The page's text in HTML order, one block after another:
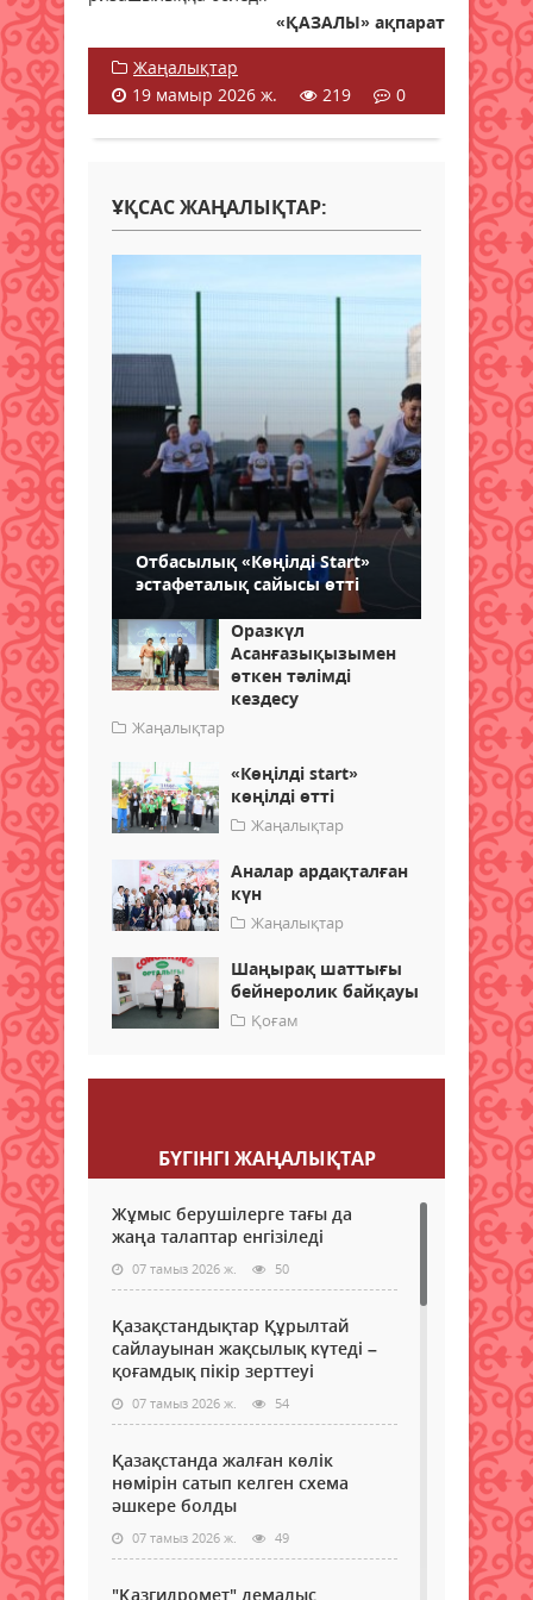
«ҚАЗАЛЫ» ақпарат
Жаңалықтар
19 мамыр 2026 ж.
219 0
ҰҚСАС ЖАҢАЛЫҚТАР:
Отбасылық «Көңілді Start»
эстафеталық сайысы өтті
Оразкүл
Асанғазықызымен
өткен тәлімді
кездесу
Жаңалықтар
«Көңілді start»
көңілді өтті
Жаңалықтар
Аналар ардақталған
күн
Жаңалықтар
Шаңырақ шаттығы
бейнеролик байқауы
Қоғам
БҮГІНГI ЖАҢАЛЫҚТАР
Жұмыс берушілерге тағы да
жаңа талаптар енгізіледі
07 тамыз 2026 ж. 50
Қазақстандықтар Құрылтай
сайлауынан жақсылық күтеді –
қоғамдық пікір зерттеуі
07 тамыз 2026 ж. 54
Қазақстанда жалған көлік
нөмірін сатып келген схема
әшкере болды
07 тамыз 2026 ж. 49
"Қазгидромет" демалыс